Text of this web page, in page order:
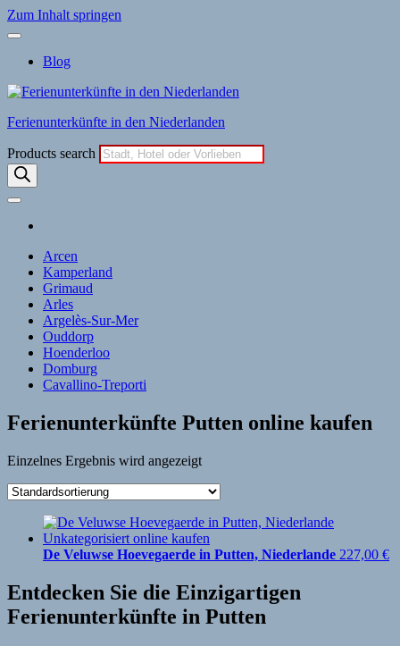
Zum Inhalt springen
Blog
Ferienunterkünfte in den Niederlanden
Products search
Arcen
Kamperland
Grimaud
Arles
Argelès-Sur-Mer
Ouddorp
Hoenderloo
Domburg
Cavallino-Treporti
Ferienunterkünfte Putten online kaufen
Einzelnes Ergebnis wird angezeigt
De Veluwse Hoevegaerde in Putten, Niederlande 227,00 €
Entdecken Sie die Einzigartigen
Ferienunterkünfte in Putten